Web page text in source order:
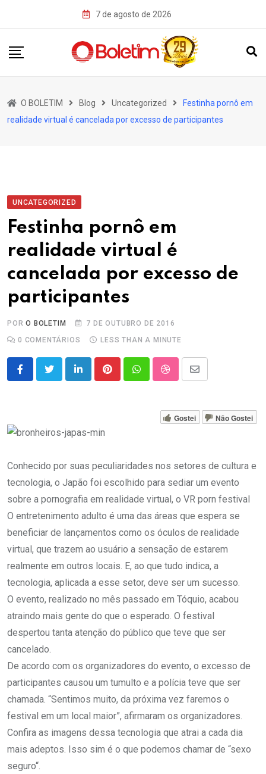
7 de agosto de 2026
O BOLETIM Blog Uncategorized
Festinha pornô em
realidade virtual é cancelada por excesso de participantes
UNCATEGORIZED
Festinha pornô em
realidade virtual é
cancelada por excesso de
participantes
PORO BOLETIM
7 DE OUTUBRO DE 2016
0 COMENTÁRIOS LESS THAN A MINUTE
LinkedInPinterestWhatsappStumbleUpon
Share
Email
Gostei Não Gostei
Conhecido por suas peculiaridades nos setores de cultura e
tecnologia, o Japão foi escolhido para sediar um evento
sobre a pornografia em realidade virtual, o VR porn festival
O entretenimento adulto é uma das áreas que espera se
beneficiar de lançamentos como os óculos de realidade
virtual, que trazem ao usuário a sensação de estarem
realmente em outros locais. E, ao que tudo indica, a
tecnologia, aplicada a esse setor, deve ser um sucesso.
O evento, realizado no mês passado em Tóquio, acabou
atraindo mais gente do que o esperado. O festival
despertou tanta atenção do público que teve que ser
cancelado.
De acordo com os organizadores do evento, o excesso de
participantes causou um tumulto e a polícia teve que ser
chamada. “Sentimos muito, da próxima vez faremos o
festival em um local maior”, afirmaram os organizadores.
Confira as imagens dessa tecnologia que atrai a cada dia
mais adeptos. Isso sim é o que podemos chamar de “sexo
seguro“.